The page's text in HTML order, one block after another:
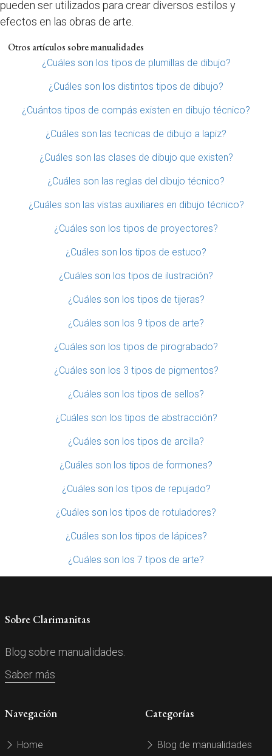
pueden ser utilizados para crear diversos estilos y
efectos en las obras de arte.
Otros artículos sobre manualidades
¿Cuáles son los tipos de plumillas de dibujo?
¿Cuáles son los distintos tipos de dibujo?
¿Cuántos tipos de compás existen en dibujo técnico?
¿Cuáles son las tecnicas de dibujo a lapiz?
¿Cuáles son las clases de dibujo que existen?
¿Cuáles son las reglas del dibujo técnico?
¿Cuáles son las vistas auxiliares en dibujo técnico?
¿Cuáles son los tipos de proyectores?
¿Cuáles son los tipos de estuco?
¿Cuáles son los tipos de ilustración?
¿Cuáles son los tipos de tijeras?
¿Cuáles son los 9 tipos de arte?
¿Cuáles son los tipos de pirograbado?
¿Cuáles son los 3 tipos de pigmentos?
¿Cuáles son los tipos de sellos?
¿Cuáles son los tipos de abstracción?
¿Cuáles son los tipos de arcilla?
¿Cuáles son los tipos de formones?
¿Cuáles son los tipos de repujado?
¿Cuáles son los tipos de rotuladores?
¿Cuáles son los tipos de lápices?
¿Cuáles son los 7 tipos de arte?
Sobre Clarimanitas
Blog sobre manualidades.
Saber más
Navegación
Home
Categorías
Blog de manualidades